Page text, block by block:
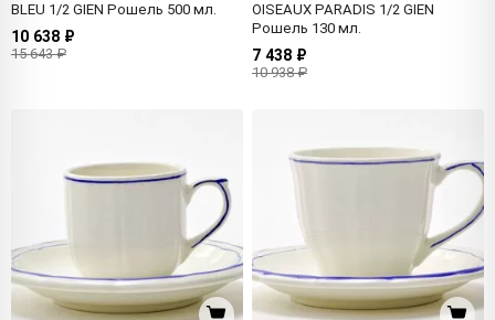
BLEU 1/2 GIEN Рошель 500 мл.
10 638 ₽
15 643 ₽
OISEAUX PARADIS 1/2 GIEN
Рошель 130 мл.
7 438 ₽
10 938 ₽